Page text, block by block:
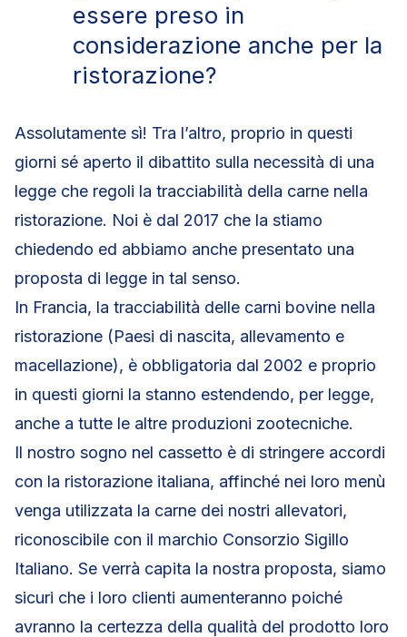
essere preso in
considerazione anche per la
ristorazione?
Assolutamente sì! Tra l’altro, proprio in questi
giorni sé aperto il dibattito sulla necessità di una
legge che regoli la tracciabilità della carne nella
ristorazione. Noi è dal 2017 che la stiamo
chiedendo ed abbiamo anche presentato una
proposta di legge in tal senso.
In Francia, la tracciabilità delle carni bovine nella
ristorazione (Paesi di nascita, allevamento e
macellazione), è obbligatoria dal 2002 e proprio
in questi giorni la stanno estendendo, per legge,
anche a tutte le altre produzioni zootecniche.
Il nostro sogno nel cassetto è di stringere accordi
con la ristorazione italiana, affinché nei loro menù
venga utilizzata la carne dei nostri allevatori,
riconoscibile con il marchio Consorzio Sigillo
Italiano. Se verrà capita la nostra proposta, siamo
sicuri che i loro clienti aumenteranno poiché
avranno la certezza della qualità del prodotto loro